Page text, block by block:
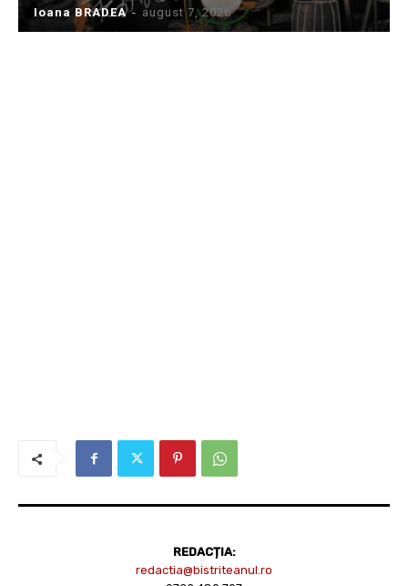
Ioana BRADEA - august 7, 2026
REDACȚIA:
redactia@bistriteanul.ro